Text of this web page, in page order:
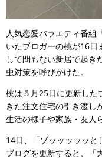
人気恋愛バラエティ番組
いたブロガーの桃が16日
して間もない新居で起き
虫対策を呼びかけた。
桃は５月25日に更新した
きた注文住宅の引き渡し
生活の様子や家族・友人
14日、「ゾッッッッッ
ブログを更新すると、「